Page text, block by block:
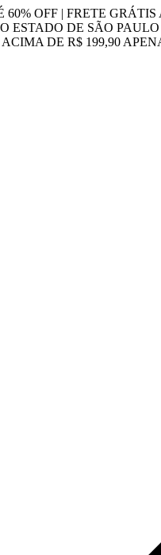
60% OFF | FRETE
ESTADO DE SÃO PAULO
DE R$ 199,90